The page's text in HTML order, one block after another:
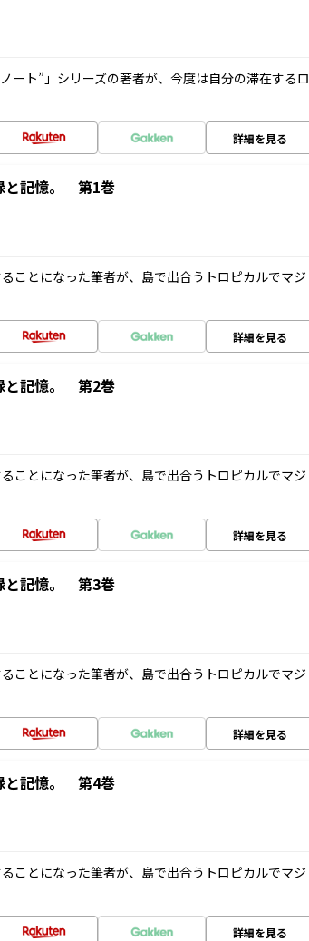
ート”」シリーズの著者が、今度は自分の滞在するロ
詳細を見る
と記憶。 第1巻
ことになった筆者が、島で出合うトロピカルでマジ
詳細を見る
と記憶。 第2巻
ことになった筆者が、島で出合うトロピカルでマジ
詳細を見る
と記憶。 第3巻
ことになった筆者が、島で出合うトロピカルでマジ
詳細を見る
と記憶。 第4巻
ことになった筆者が、島で出合うトロピカルでマジ
詳細を見る